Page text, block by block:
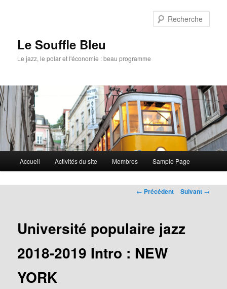
Le Souffle Bleu
Le jazz, le polar et l'économie : beau programme
principal
Aller
au
principal
Accueil Activités du site Membres Sample Page
Navigation
← Précédent Suivant →
Université populaire jazz
2018-2019 Intro : NEW
YORK